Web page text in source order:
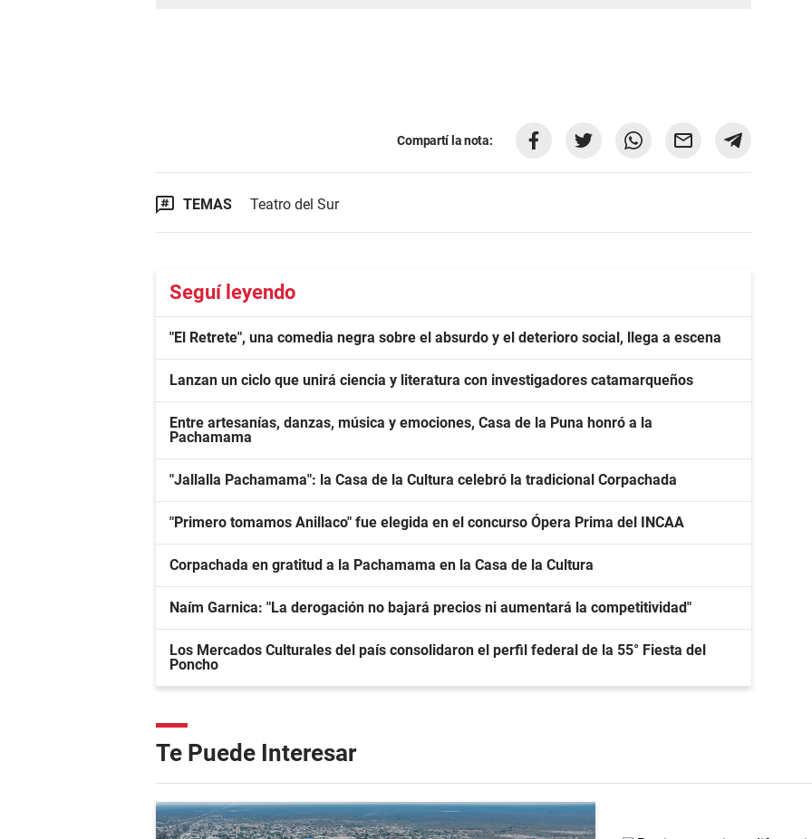
Compartí la nota:
TEMAS Teatro del Sur
Seguí leyendo
"El Retrete", una comedia negra sobre el absurdo y el deterioro social, llega a escena
Lanzan un ciclo que unirá ciencia y literatura con investigadores catamarqueños
Entre artesanías, danzas, música y emociones, Casa de la Puna honró a la
Pachamama
"Jallalla Pachamama": la Casa de la Cultura celebró la tradicional Corpachada
"Primero tomamos Anillaco" fue elegida en el concurso Ópera Prima del INCAA
Corpachada en gratitud a la Pachamama en la Casa de la Cultura
Naím Garnica: "La derogación no bajará precios ni aumentará la competitividad"
Los Mercados Culturales del país consolidaron el perfil federal de la 55° Fiesta del
Poncho
Te Puede Interesar